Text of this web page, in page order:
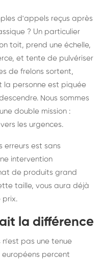
d'appels reçus après
? Un particulier
toit, prend une échelle,
et tente de pulvériser
de frelons sortent,
la personne est piquée
Nous sommes
double mission :
les urgences.
erreurs est sans
intervention
de produits grand
taille, vous aura déjà
prix.
la différence
n'est pas une tenue
percent